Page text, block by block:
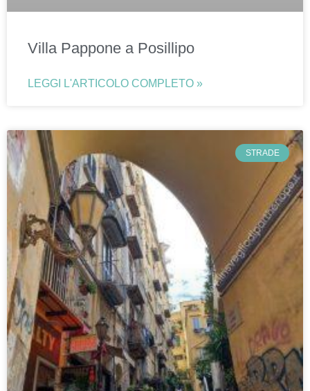
Villa Pappone a Posillipo
LEGGI L'ARTICOLO COMPLETO »
STRADE